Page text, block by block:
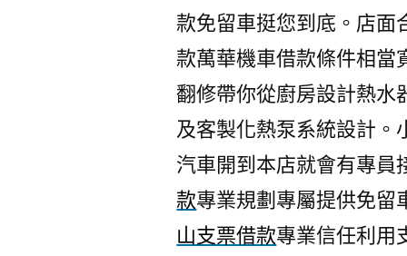
款免留車挺您到底。店面
款萬華機車借款條件相當
翻修帶你從廚房設計熱水
及客製化熱泵系統設計。
汽車開到本店就會有專員
款專業規劃專屬提供免留
山支票借款專業信任利用